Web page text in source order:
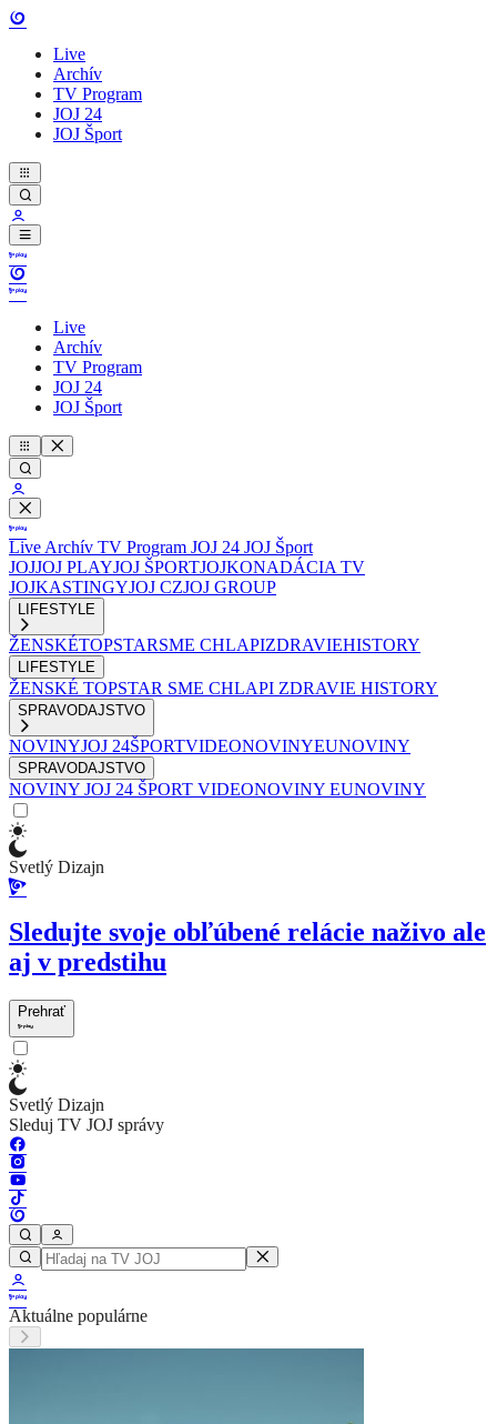
Live
Archív
TV Program
JOJ 24
JOJ Šport
Live
Archív
TV Program
JOJ 24
JOJ Šport
Live Archív TV Program JOJ 24 JOJ Šport
JOJJOJ PLAYJOJ ŠPORTJOJKONADÁCIA TV
JOJKASTINGYJOJ CZJOJ GROUP
LIFESTYLE
ŽENSKÉTOPSTARSME CHLAPIZDRAVIEHISTORY
LIFESTYLE
ŽENSKÉ TOPSTAR SME CHLAPI ZDRAVIE HISTORY
SPRAVODAJSTVO
NOVINYJOJ 24ŠPORTVIDEONOVINYEUNOVINY
SPRAVODAJSTVO
NOVINY JOJ 24 ŠPORT VIDEONOVINY EUNOVINY
Svetlý Dizajn
Sledujte svoje obľúbené relácie naživo ale
aj v predstihu
Prehrať
Svetlý Dizajn
Sleduj TV JOJ správy
Aktuálne populárne